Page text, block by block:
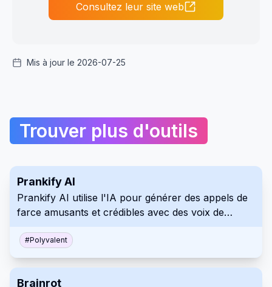
Consultez leur site web
Mis à jour le 2026-07-25
Trouver plus d'outils
Prankify AI
Prankify AI utilise l'IA pour générer des appels de
farce amusants et crédibles avec des voix de
#Polyvalent
Brainrot